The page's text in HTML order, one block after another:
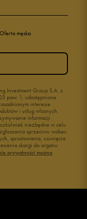
Oferta męska
Investment Group S.A. z
paw. 1, udostępnione
interesie
i usług własnych.
informacji
niezbędne w celu
sprzeciwu wobec
sprostowania, usunięcia
skargi do organu
prywatności można